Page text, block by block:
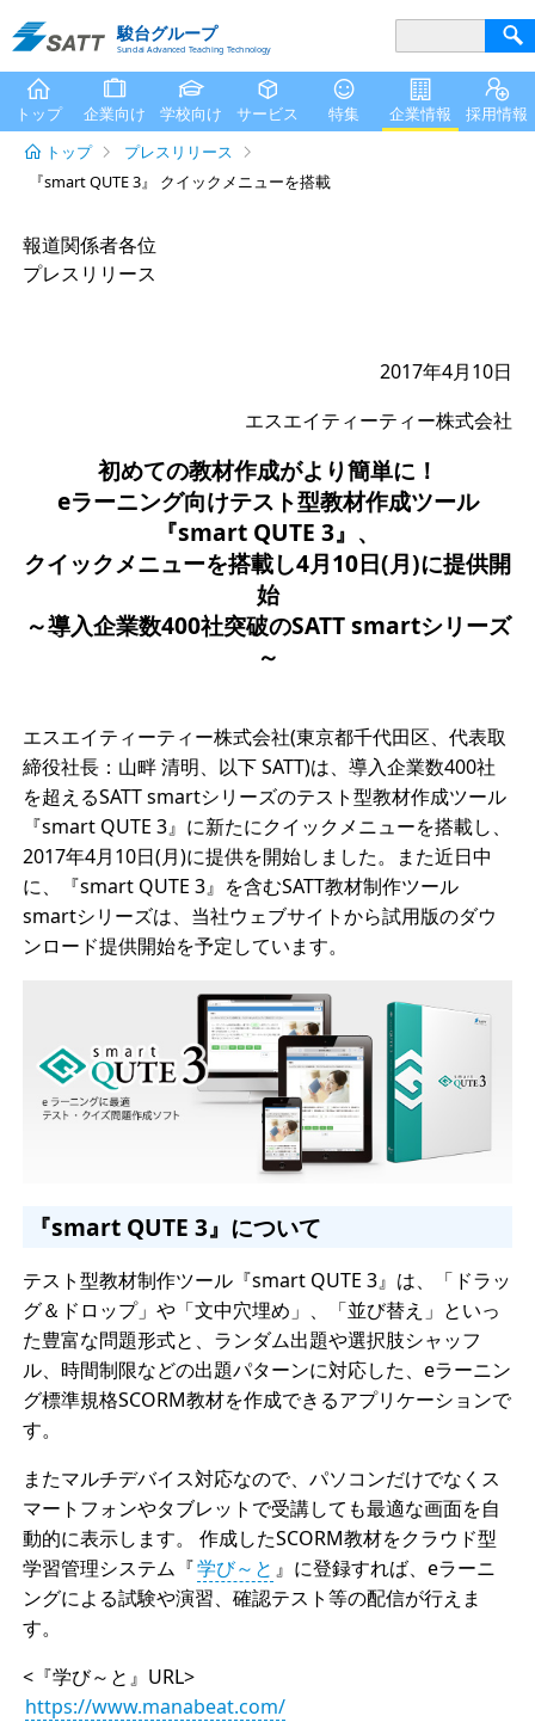
トップ
プレスリリース
『smart QUTE 3』 クイックメニューを搭載
報道関係者各位
プレスリリース
2017年4月10日
エスエイティーティー株式会社
初めての教材作成がより簡単に！
eラーニング向けテスト型教材作成ツール
『smart QUTE 3』、
クイックメニューを搭載し4月10日(月)に提供開
始
～導入企業数400社突破のSATT smartシリーズ
～
エスエイティーティー株式会社(東京都千代田区、代表取
締役社長：山畔 清明、以下 SATT)は、導入企業数400社
を超えるSATT smartシリーズのテスト型教材作成ツール
『smart QUTE 3』に新たにクイックメニューを搭載し、
2017年4月10日(月)に提供を開始しました。また近日中
に、『smart QUTE 3』を含むSATT教材制作ツール
smartシリーズは、当社ウェブサイトから試用版のダウ
ンロード提供開始を予定しています。
『smart QUTE 3』について
テスト型教材制作ツール『smart QUTE 3』は、「ドラッ
グ＆ドロップ」や「文中穴埋め」、「並び替え」といっ
た豊富な問題形式と、ランダム出題や選択肢シャッフ
ル、時間制限などの出題パターンに対応した、eラーニン
グ標準規格SCORM教材を作成できるアプリケーションで
す。
またマルチデバイス対応なので、パソコンだけでなくス
マートフォンやタブレットで受講しても最適な画面を自
動的に表示します。 作成したSCORM教材をクラウド型
学習管理システム『学び～と 』に登録すれば、eラーニ
ングによる試験や演習、確認テスト等の配信が行えま
す。
<『学び～と』URL>
https://www.manabeat.com/
駿台グループ
Sundai Advanced Teaching Technology
トップ 企業向け 学校向け サービス 特集 企業情報 採用情報